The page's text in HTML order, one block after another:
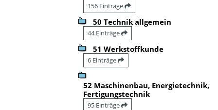
156 Einträge
50 Technik allgemein
44 Einträge
51 Werkstoffkunde
6 Einträge
52 Maschinenbau, Energietechnik,
Fertigungstechnik
95 Einträge